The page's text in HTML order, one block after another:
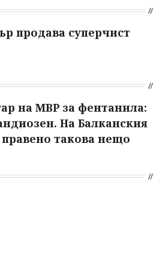
продава суперчист
на МВР за фентанила:
На Балканския
такова нещо